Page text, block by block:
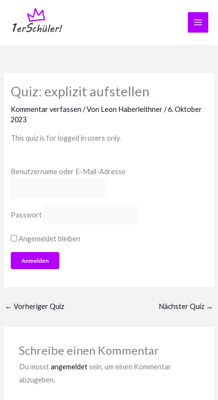
springen
Quiz: explizit aufstellen
Kommentar verfassen / Von Leon Haberleithner/6. Oktober
2023
This quiz is for logged in users only.
Benutzername oder E-Mail-Adresse
Passwort
Angemeldet bleiben
← Vorheriger Quiz Nächster Quiz →
Schreibe einen Kommentar
Du musstangemeldetsein, um einen Kommentar
abzugeben.